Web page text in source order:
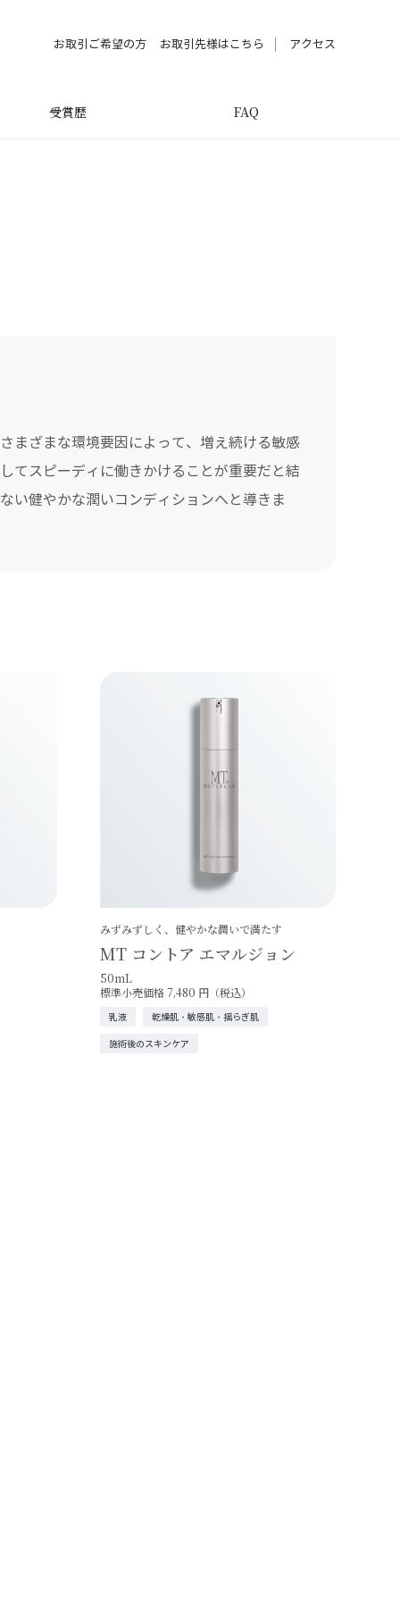
お取引ご希望の方 お取引先様はこちら アクセス
受賞歴 FAQ
まざまな環境要因によって、増え続ける敏感
てスピーディに働きかけることが重要だと結
い健やかな潤いコンディションへと導きま
みずみずしく、健やかな潤いで満たす
MT コントア エマルジョン
50mL
標準小売価格 7,480 円（税込）
乳液 乾燥肌・敏感肌・揺らぎ肌
施術後のスキンケア